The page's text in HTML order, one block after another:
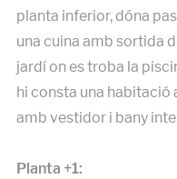
planta inferior, dóna
una cuina amb sortida
jardí on es troba la
hi consta una habitació
amb vestidor i bany
Planta +1: